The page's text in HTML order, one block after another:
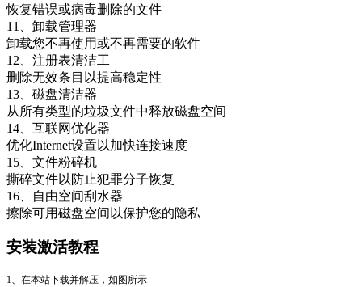
恢复错误或病毒删除的文件
11、卸载管理器
卸载您不再使用或不再需要的软件
12、注册表清洁工
删除无效条目以提高稳定性
13、磁盘清洁器
从所有类型的垃圾文件中释放磁盘空间
14、互联网优化器
优化Internet设置以加快连接速度
15、文件粉碎机
撕碎文件以防止犯罪分子恢复
16、自由空间刮水器
擦除可用磁盘空间以保护您的隐私
安装激活教程
1、在本站下载并解压，如图所示